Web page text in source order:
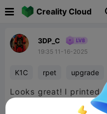
Creality Cloud
3DP_C
19:35 11-16-2025
K1C rpet upgrade
Looks great! I printed
from soda bottles to